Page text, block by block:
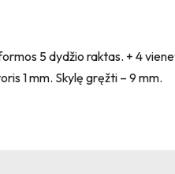
5 dydžio raktas. + 4
1 mm. Skylę gręžti – 9 mm.